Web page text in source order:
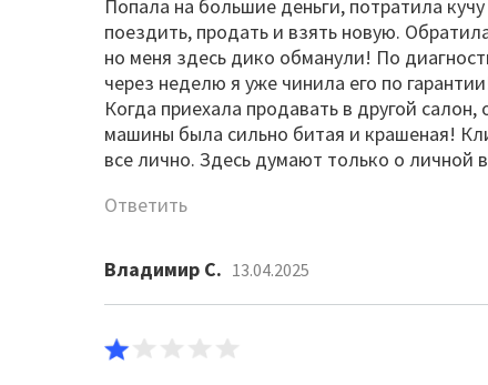
Попала на большие деньги, потратила
поездить, продать и взять новую.
но меня здесь дико обманули! По
через неделю я уже чинила его по
Когда приехала продавать в другой
машины была сильно битая и крашеная!
все лично. Здесь думают только о личной
Ответить
Владимир С. 13.04.2025